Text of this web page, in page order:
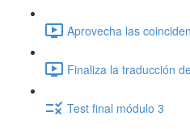
Aprovecha las
Finaliza la traducción
Test final módulo 3